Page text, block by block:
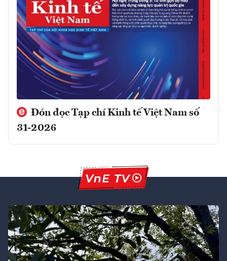
Đón đọc Tạp chí Kinh tế Việt Nam số
31-2026